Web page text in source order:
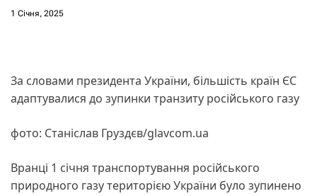
1 Січня, 2025
За словами президента України, більшість країн ЄС
адаптувалися до зупинки транзиту російського газу
фото: Станіслав Груздєв/glavcom.ua
Вранці 1 січня транспортування російського
природного газу територією України було зупинено